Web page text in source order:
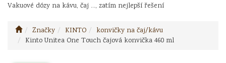
Vakuové dózy na kávu, čaj ..., zatím nejlepší řešení
Značky KINTO
konvičky na čaj/kávu
Kinto Unitea One Touch čajová konvička 460 ml